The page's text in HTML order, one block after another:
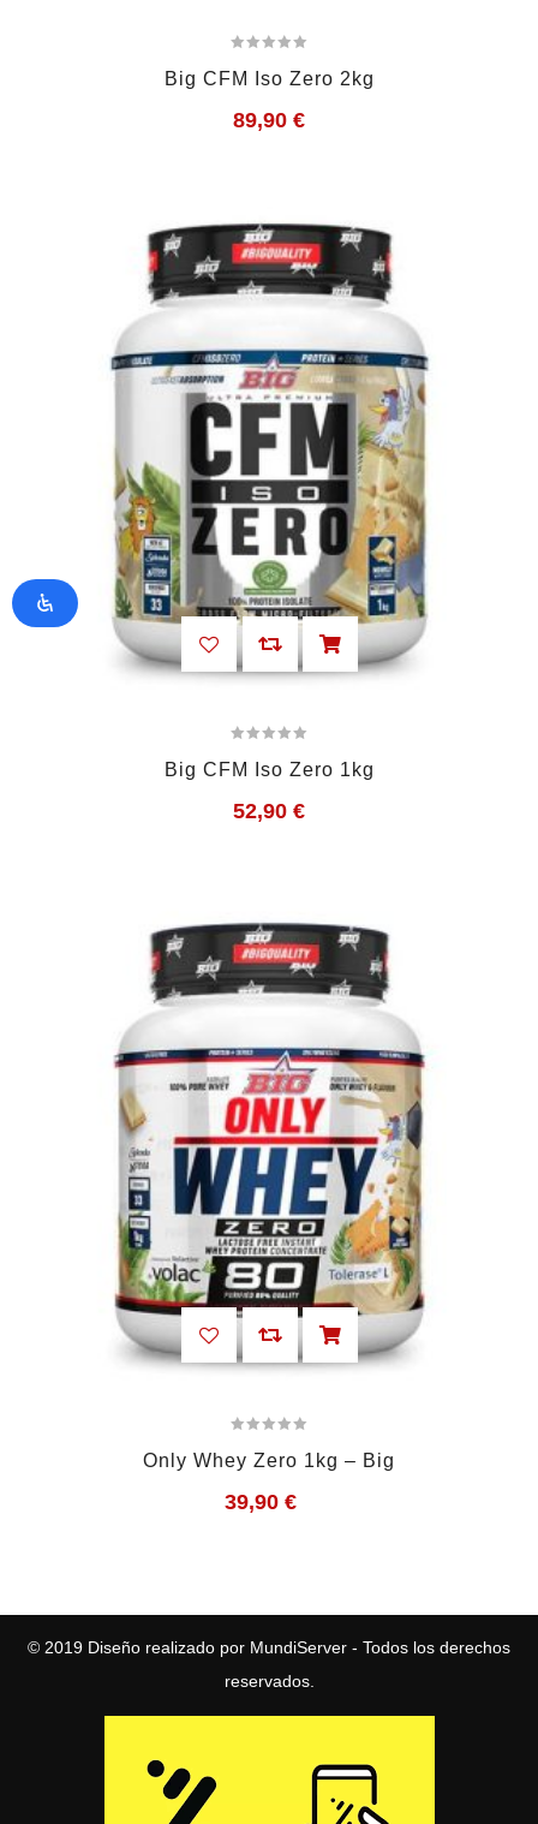
Big CFM Iso Zero 2kg
89,90 €
Big CFM Iso Zero 1kg
52,90 €
Only Whey Zero 1kg – Big
39,90 €
© 2019 Diseño realizado por MundiServer - Todos los derechos
reservados.